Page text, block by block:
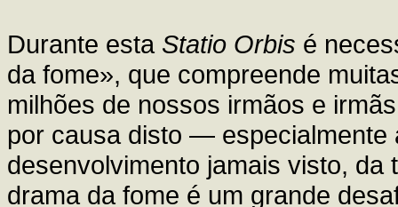
Durante esta Statio Orbis é
da fome», que compreende
milhões de nossos irmãos e
por causa disto — especialmente
desenvolvimento jamais visto,
drama da fome é um grande